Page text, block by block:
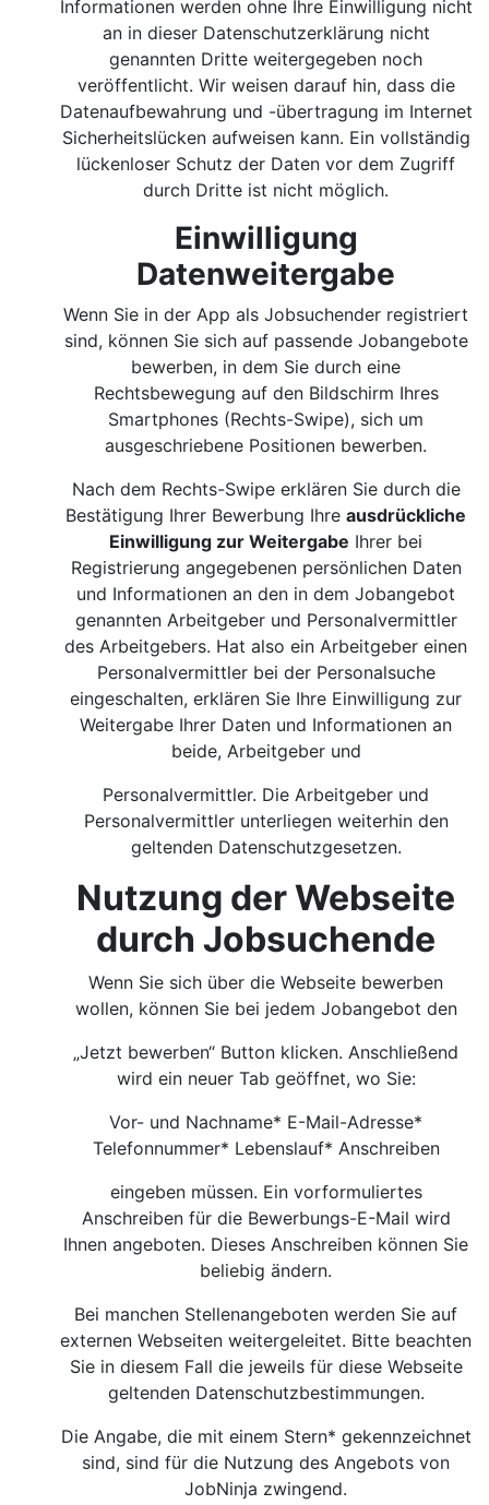
Informationen werden ohne Ihre Einwilligung nicht
an in dieser Datenschutzerklärung nicht
genannten Dritte weitergegeben noch
veröffentlicht. Wir weisen darauf hin, dass die
Datenaufbewahrung und -übertragung im Internet
Sicherheitslücken aufweisen kann. Ein vollständig
lückenloser Schutz der Daten vor dem Zugriff
durch Dritte ist nicht möglich.
Einwilligung
Datenweitergabe
Wenn Sie in der App als Jobsuchender registriert
sind, können Sie sich auf passende Jobangebote
bewerben, in dem Sie durch eine
Rechtsbewegung auf den Bildschirm Ihres
Smartphones (Rechts-Swipe), sich um
ausgeschriebene Positionen bewerben.
Nach dem Rechts-Swipe erklären Sie durch die
Bestätigung Ihrer Bewerbung Ihreausdrückliche
Einwilligung zur Weitergabe Ihrer bei
Registrierung angegebenen persönlichen Daten
und Informationen an den in dem Jobangebot
genannten Arbeitgeber und Personalvermittler
des Arbeitgebers. Hat also ein Arbeitgeber einen
Personalvermittler bei der Personalsuche
eingeschalten, erklären Sie Ihre Einwilligung zur
Weitergabe Ihrer Daten und Informationen an
beide, Arbeitgeber und
Personalvermittler. Die Arbeitgeber und
Personalvermittler unterliegen weiterhin den
geltenden Datenschutzgesetzen.
Nutzung der Webseite
durch Jobsuchende
Wenn Sie sich über die Webseite bewerben
wollen, können Sie bei jedem Jobangebot den
„Jetzt bewerben“ Button klicken. Anschließend
wird ein neuer Tab geöffnet, wo Sie:
Vor- und Nachname* E-Mail-Adresse*
Telefonnummer* Lebenslauf* Anschreiben
eingeben müssen. Ein vorformuliertes
Anschreiben für die Bewerbungs-E-Mail wird
Ihnen angeboten. Dieses Anschreiben können Sie
beliebig ändern.
Bei manchen Stellenangeboten werden Sie auf
externen Webseiten weitergeleitet. Bitte beachten
Sie in diesem Fall die jeweils für diese Webseite
geltenden Datenschutzbestimmungen.
Die Angabe, die mit einem Stern* gekennzeichnet
sind, sind für die Nutzung des Angebots von
JobNinja zwingend.